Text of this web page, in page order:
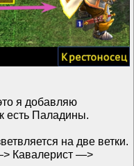
я добавляю
есть Паладины.
на две ветки.
Кавалерист —>